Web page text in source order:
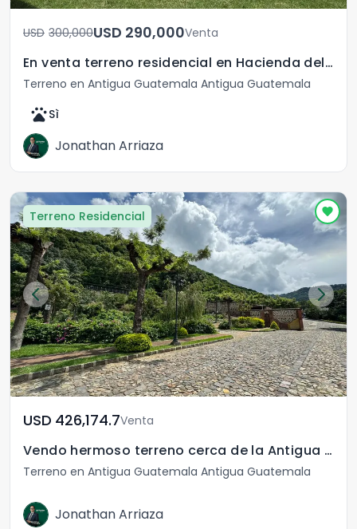
USD	300,000 USD	290,000Venta
En venta terreno residencial en Hacienda del Comendador
Terreno en Antigua Guatemala Antigua Guatemala
petsSì
Jonathan Arriaza
Terreno Residencial
USD	426,174.7Venta
Vendo hermoso terreno cerca de la Antigua Guatemala
Terreno en Antigua Guatemala Antigua Guatemala
Jonathan Arriaza